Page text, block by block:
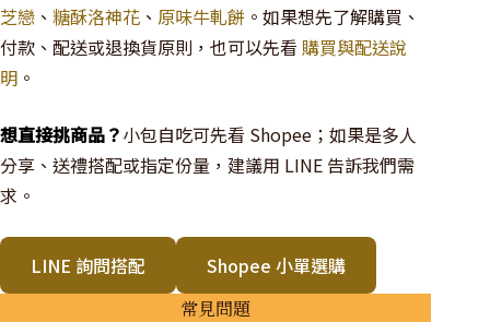
芝戀 、 糖酥洛神花 、 原味牛軋餅 。如果想先了解購買、
付款、配送或退換貨原則，也可以先看 購買與配送說
明 。
想直接挑商品？小包自吃可先看 Shopee；如果是多人
分享、送禮搭配或指定份量，建議用 LINE 告訴我們需
求。
LINE 詢問搭配 Shopee 小單選購
常見問題